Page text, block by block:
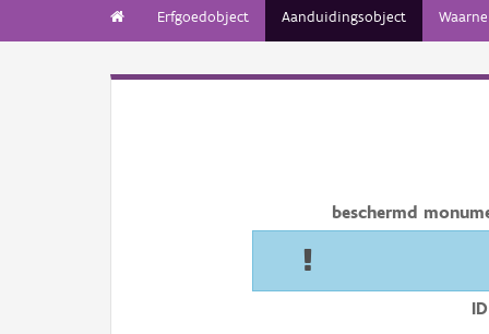
Erfgoedobject Aanduidingsobject
beschermd
ID